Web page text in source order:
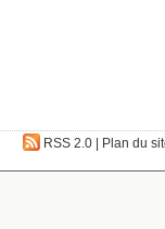
RSS 2.0 | Plan du